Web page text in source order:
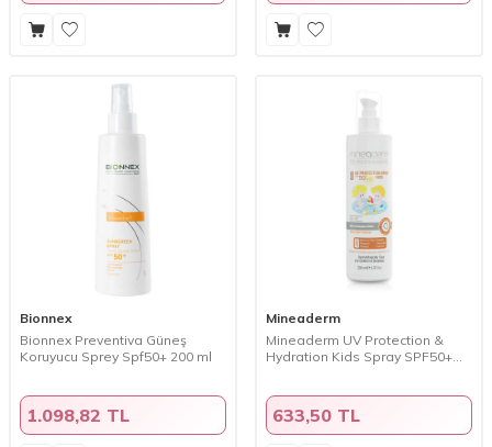
Bionnex
Bionnex Preventiva Güneş
Koruyucu Sprey Spf50+ 200 ml
1.098,82 TL
Mineaderm
Mineaderm UV Protection &
Hydration Kids Spray SPF50+
633,50 TL